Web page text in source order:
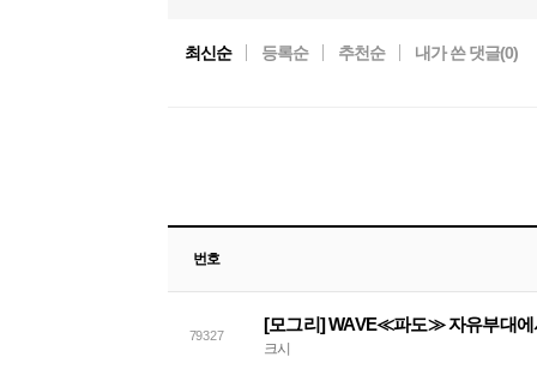
최신순 등록순 추천순 내가 쓴 댓글(0)
번호
79327
[모그리] WAVE≪파도≫ 자유부대에
크시